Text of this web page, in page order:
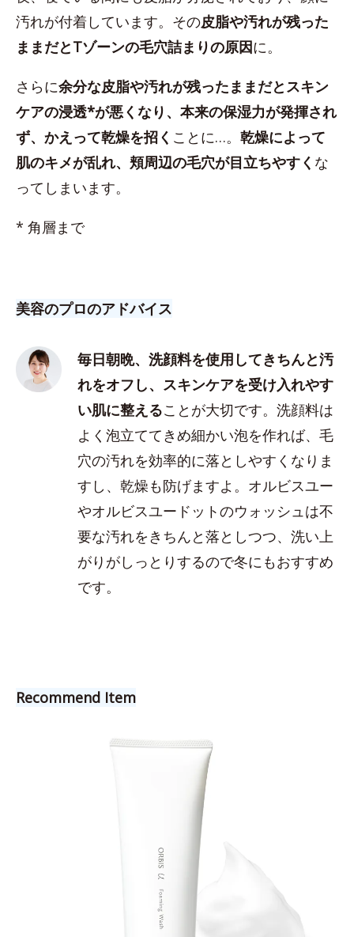
汚れが付着しています。その皮脂や汚れが残った
ままだとTゾーンの毛穴詰まりの原因に。
さらに余分な皮脂や汚れが残ったままだとスキン
ケアの浸透*が悪くなり、本来の保湿力が発揮され
ず、かえって乾燥を招く ことに…。 乾燥によって
肌のキメが乱れ、頬周辺の毛穴が目立ちやすく な
ってしまいます。
* 角層まで
美容のプロのアドバイス
毎日朝晩、洗顔料を使用してきちんと汚
れをオフし、スキンケアを受け入れやす
い肌に整えることが大切です。洗顔料は
よく泡立ててきめ細かい泡を作れば、毛
穴の汚れを効率的に落としやすくなりま
すし、乾燥も防げますよ。オルビスユー
やオルビスユードットのウォッシュは不
要な汚れをきちんと落としつつ、洗い上
がりがしっとりするので冬にもおすすめ
です。
Recommend Item